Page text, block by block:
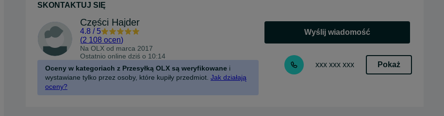
SKONTAKTUJ SIĘ
Części Hajder
4.8 / 5
(2 108 ocen)
Na OLX od marca 2017
Ostatnio online dziś o 10:14
Oceny w kategoriach z Przesyłką OLX są weryfikowane i
wystawiane tylko przez osoby, które kupiły przedmiot. Jak działają
oceny?
Wyślij wiadomość
xxx xxx xxx Pokaż